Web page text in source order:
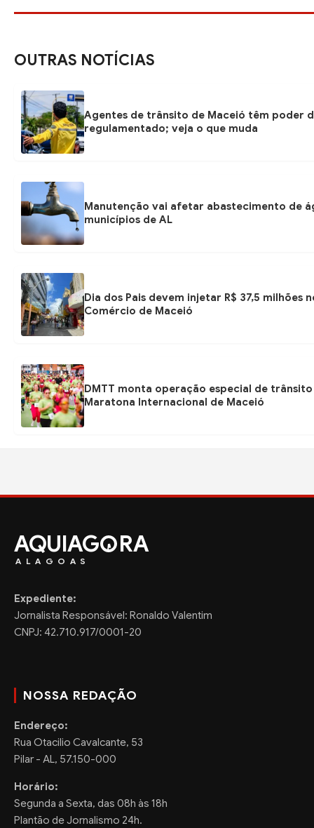
OUTRAS NOTÍCIAS
Agentes de trânsito de Maceió têm poder
regulamentado; veja o que muda
Manutenção vai afetar abastecimento de
municípios de AL
Dia dos Pais devem injetar R$ 37,5 milhões
Comércio de Maceió
DMTT monta operação especial de trânsito
Maratona Internacional de Maceió
AQUIAG RA
ALAGOAS
Expediente:
Jornalista Responsável: Ronaldo Valentim
CNPJ: 42.710.917/0001-20
NOSSA REDAÇÃO
Endereço:
Rua Otacilio Cavalcante, 53
Pilar - AL, 57.150-000
Horário:
Segunda a Sexta, das 08h às 18h
Plantão de Jornalismo 24h.